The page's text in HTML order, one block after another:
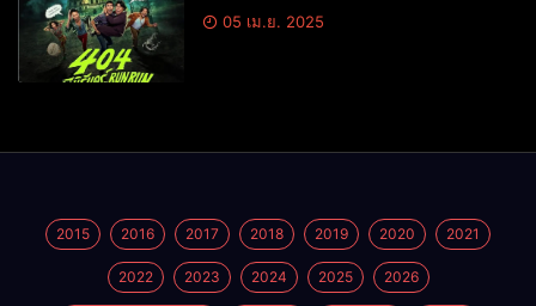
05 เม.ย. 2025
2015 2016 2017 2018 2019 2020 2021
2022 2023 2024 2025 2026